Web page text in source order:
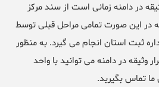
در دامنه زمانی است از سند مرکز
در این صورت تمامی مراحل قبلی توسط
ثبت استان انجام می گیرد. به منظور
وثیقه در دامنه می توانید با واحد
تماس بگیرید.